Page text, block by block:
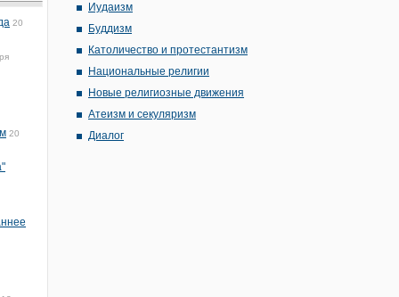
20
20
Иудаизм
Буддизм
Католичество и протестантизм
Национальные религии
Новые религиозные движения
Атеизм и секуляризм
Диалог